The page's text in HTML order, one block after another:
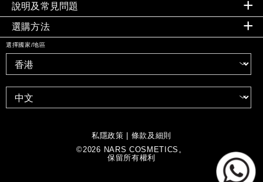
說明及常見問題
選購方法
選擇國家/地區
私隱政策 | 條款及細則
©2026 NARS COSMETICS。
保留所有權利